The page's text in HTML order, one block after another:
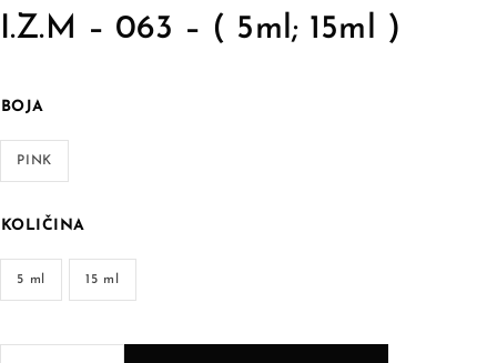
I.Z.M – 063 – ( 5ml; 15ml )
BOJA
PINK
KOLIČINA
5 ml 15 ml